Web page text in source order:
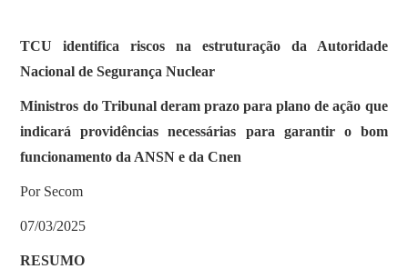
TCU identifica riscos na estruturação da Autoridade
Nacional de Segurança Nuclear
Ministros do Tribunal deram prazo para plano de ação que
indicará providências necessárias para garantir o bom
funcionamento da ANSN e da Cnen
Por Secom
07/03/2025
RESUMO